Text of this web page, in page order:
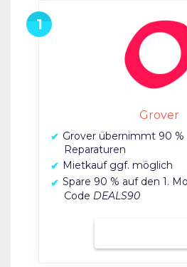
Grover
Grover übernimmt 90
Reparaturen
Mietkauf ggf. möglich
Spare 90 % auf den 1.
Code DEALS90